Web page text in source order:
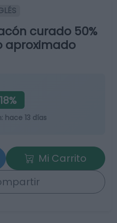
curado 50%
aproximado
hace 13 días
Mi Carrito